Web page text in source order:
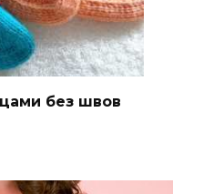
без швов